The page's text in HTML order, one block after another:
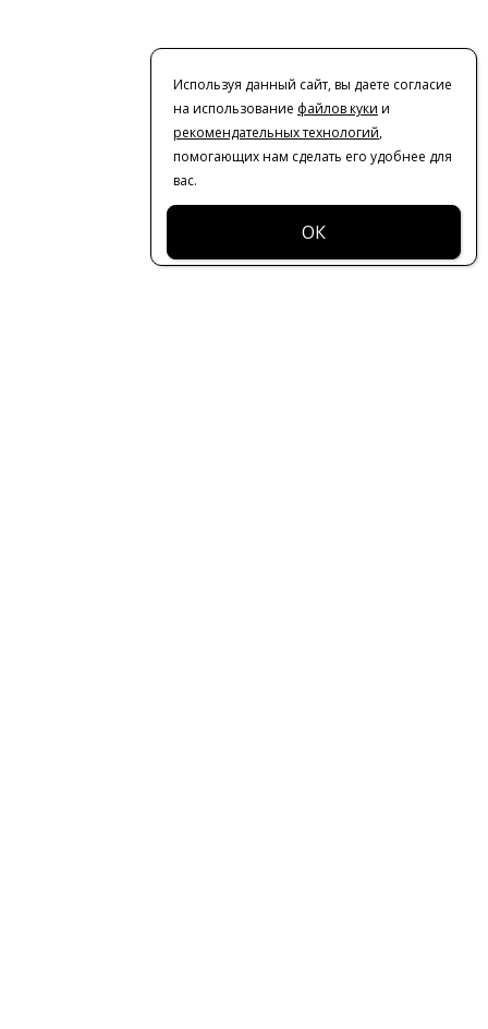
Используя данный сайт, вы даете согласие
на использование файлов куки и
рекомендательных технологий,
помогающих нам сделать его удобнее для
вас.